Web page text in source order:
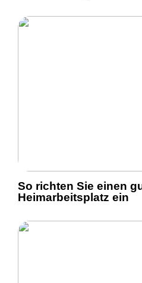
So richten Sie einen
Heimarbeitsplatz ein